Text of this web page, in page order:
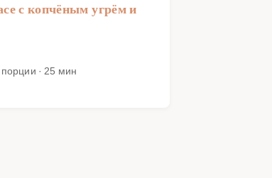
с копчёным угрём и
· 25 мин